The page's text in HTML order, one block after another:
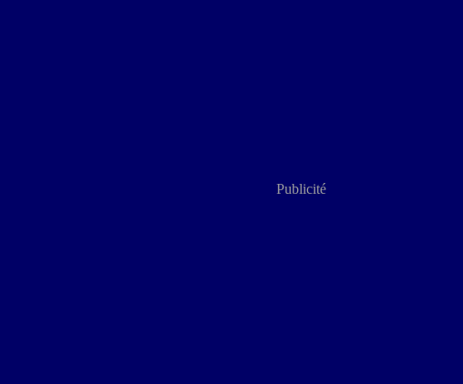
Publicité